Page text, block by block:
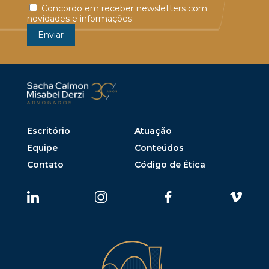
Concordo em receber newsletters com
novidades e informações.
Escritório
Atuação
Equipe
Conteúdos
Contato
Código de Ética